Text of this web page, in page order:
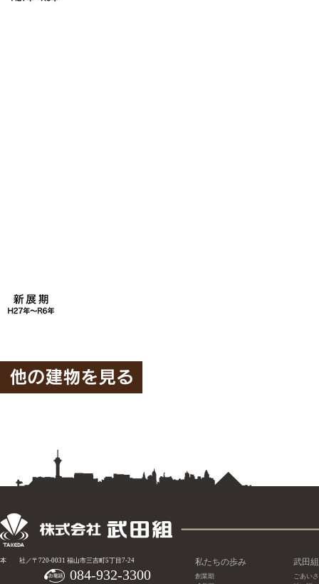
本 社／〒720-0031 福山市三吉町5丁目7-24
084-932-3300
私たちの歩み
創業期
武田
ごあい